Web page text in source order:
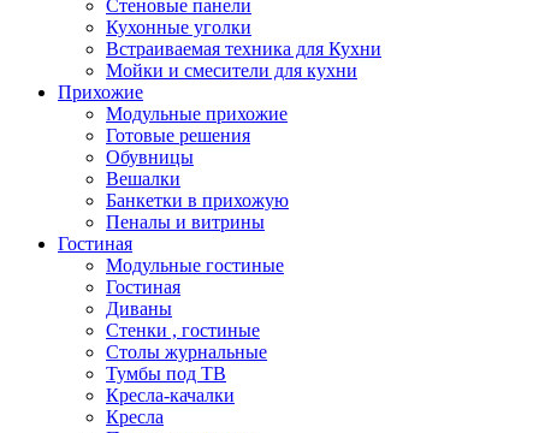
Стеновые панели
Кухонные уголки
Встраиваемая техника для Кухни
Мойки и смесители для кухни
Прихожие
Модульные прихожие
Готовые решения
Обувницы
Вешалки
Банкетки в прихожую
Пеналы и витрины
Гостиная
Модульные гостиные
Гостиная
Диваны
Стенки , гостиные
Столы журнальные
Тумбы под ТВ
Кресла-качалки
Кресла